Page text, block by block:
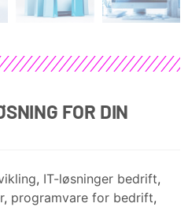
FOR DIN
, IT-løsninger bedrift,
, programvare for bedrift,